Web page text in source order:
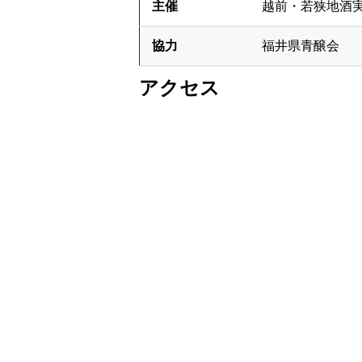
主催 越前・若狭地酒
協力 福井県青醸会
アクセス